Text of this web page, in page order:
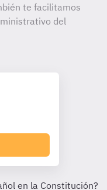
te facilitamos
del